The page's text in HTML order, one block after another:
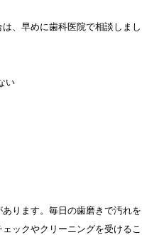
、早めに歯科医院で相談しまし
い
ります。毎日の歯磨きで汚れを
ックやクリーニングを受けるこ